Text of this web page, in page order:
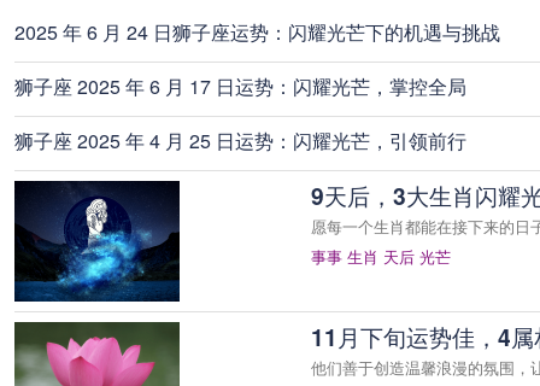
2025 年 6 月 24 日狮子座运势：闪耀光芒下的机遇与挑战
狮子座 2025 年 6 月 17 日运势：闪耀光芒，掌控全局
狮子座 2025 年 4 月 25 日运势：闪耀光芒，引领前行
9天后，3大生肖闪耀
愿每一个生肖都能在接下来的日
事事 生肖 天后 光芒
11月下旬运势佳，4
他们善于创造温馨浪漫的氛围，